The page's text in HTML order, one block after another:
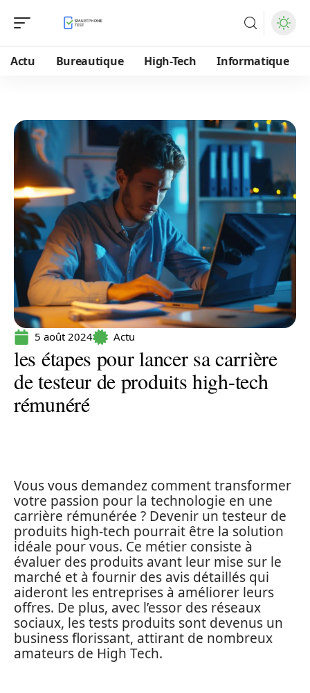
Actu Bureautique High-Tech Informatique
5 août 2024 Actu
les étapes pour lancer sa carrière
de testeur de produits high-tech
rémunéré
Vous vous demandez comment transformer
votre passion pour la technologie en une
carrière rémunérée ? Devenir un testeur de
produits high-tech pourrait être la solution
idéale pour vous. Ce métier consiste à
évaluer des produits avant leur mise sur le
marché et à fournir des avis détaillés qui
aideront les entreprises à améliorer leurs
offres. De plus, avec l’essor des réseaux
sociaux, les tests produits sont devenus un
business florissant, attirant de nombreux
amateurs de High Tech.